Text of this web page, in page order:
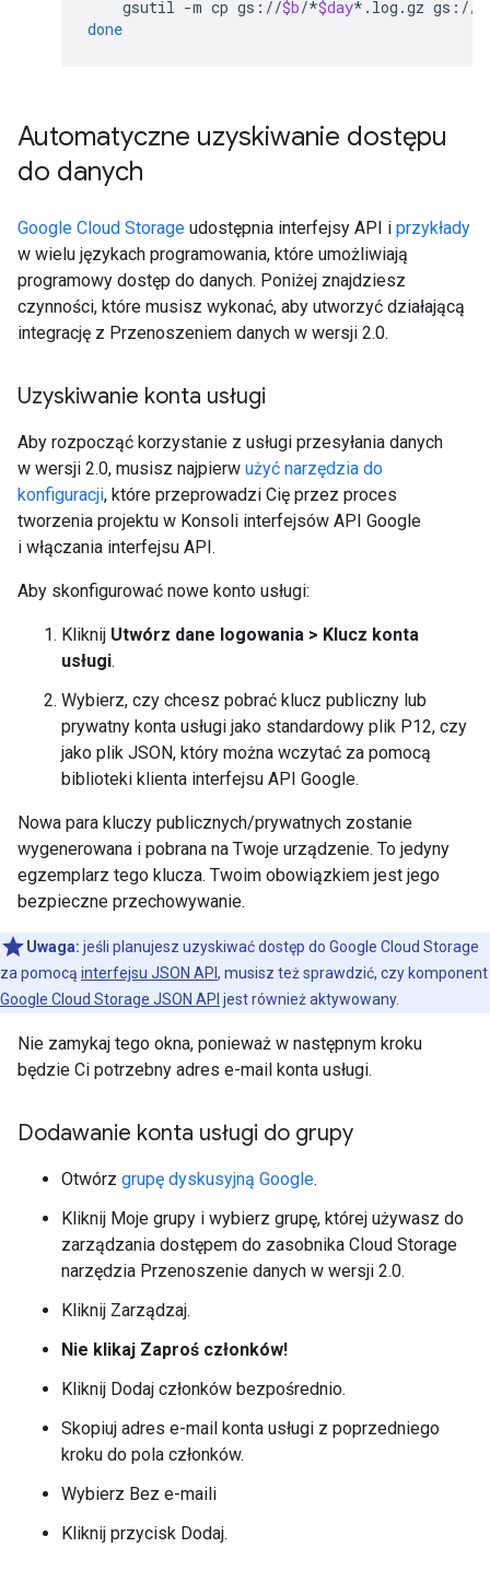
gsutil -m cp gs://$b/*$day*.log.gz gs://
done
Automatyczne uzyskiwanie dostępu
do danych
Google Cloud Storage udostępnia interfejsy API i przykłady
w wielu językach programowania, które umożliwiają
programowy dostęp do danych. Poniżej znajdziesz
czynności, które musisz wykonać, aby utworzyć działającą
integrację z Przenoszeniem danych w wersji 2.0.
Uzyskiwanie konta usługi
Aby rozpocząć korzystanie z usługi przesyłania danych
w wersji 2.0, musisz najpierw użyć narzędzia do
konfiguracji, które przeprowadzi Cię przez proces
tworzenia projektu w Konsoli interfejsów API Google
i włączania interfejsu API.
Aby skonfigurować nowe konto usługi:
Kliknij Utwórz dane logowania > Klucz konta
usługi.
Wybierz, czy chcesz pobrać klucz publiczny lub
prywatny konta usługi jako standardowy plik P12, czy
jako plik JSON, który można wczytać za pomocą
biblioteki klienta interfejsu API Google.
Nowa para kluczy publicznych/prywatnych zostanie
wygenerowana i pobrana na Twoje urządzenie. To jedyny
egzemplarz tego klucza. Twoim obowiązkiem jest jego
bezpieczne przechowywanie.
Uwaga: jeśli planujesz uzyskiwać dostęp do Google Cloud Storage
za pomocą interfejsu JSON API , musisz też sprawdzić, czy komponent
Google Cloud Storage JSON API jest również aktywowany.
Nie zamykaj tego okna, ponieważ w następnym kroku
będzie Ci potrzebny adres e-mail konta usługi.
Dodawanie konta usługi do grupy
Otwórz grupę dyskusyjną Google.
Kliknij Moje grupy i wybierz grupę, której używasz do
zarządzania dostępem do zasobnika Cloud Storage
narzędzia Przenoszenie danych w wersji 2.0.
Kliknij Zarządzaj.
Nie klikaj Zaproś członków!
Kliknij Dodaj członków bezpośrednio.
Skopiuj adres e-mail konta usługi z poprzedniego
kroku do pola członków.
Wybierz Bez e-maili
Kliknij przycisk Dodaj.